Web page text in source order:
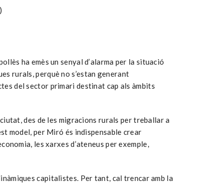
ha emès un senyal d’alarma per la situació
rurals, perquè no s’estan generant
del sector primari destinat cap als àmbits
des de les migracions rurals per treballar a
model, per Miró és indispensable crear
les xarxes d’ateneus per exemple,
capitalistes. Per tant, cal trencar amb la